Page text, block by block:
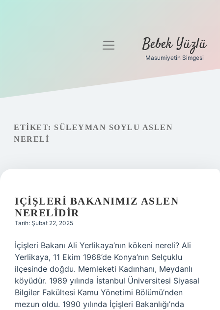
Gizlilik Politikası
menüyü
Bebek Yüzlü
Masumiyetin Simgesi
ETIKET: SÜLEYMAN SOYLU ASLEN
NERELI
IÇIŞLERI BAKANIMIZ ASLEN
NERELIDIR
Tarih: Şubat 22, 2025
İçişleri Bakanı Ali Yerlikaya’nın kökeni nereli? Ali
Yerlikaya, 11 Ekim 1968’de Konya’nın Selçuklu
ilçesinde doğdu. Memleketi Kadınhanı, Meydanlı
köyüdür. 1989 yılında İstanbul Üniversitesi Siyasal
Bilgiler Fakültesi Kamu Yönetimi Bölümü’nden
mezun oldu. 1990 yılında İçişleri Bakanlığı’nda